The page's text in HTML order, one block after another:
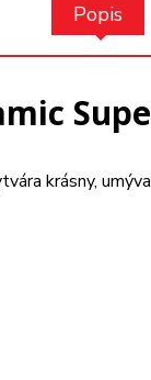
Popis
krásny,